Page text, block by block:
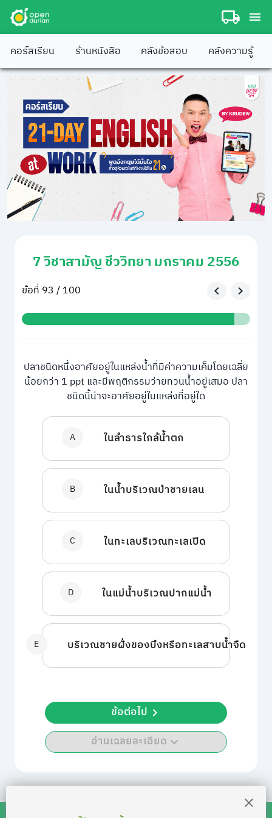
คอร์สเรียน ร้านหนังสือ คลังข้อสอบ คลังความรู้
7 วิชาสามัญ ชีววิทยา มกราคม 2556
ข้อที่ 93 / 100
ปลาชนิดหนึ่งอาศัยอยู่ในแหล่งน้ำที่มีค่าความเค็มโดยเฉลี่ย
น้อยกว่า 1 ppt และมีพฤติกรรมว่ายทวนน้ำอยู่เสมอ ปลา
ชนิดนี้น่าจะอาศัยอยู่ในแหล่งที่อยู่ใด
A ในลำธารใกล้น้ำตก
B ในน้ำบริเวณป่าชายเลน
C ในทะเลบริเวณทะเลเปิด
D ในแม่น้ำบริเวณปากแม่น้ำ
E บริเวณชายฝั่งของบึงหรือทะเลสาบน้ำจืด
อ่านเฉลยละเอียด
ข้อต่อไป